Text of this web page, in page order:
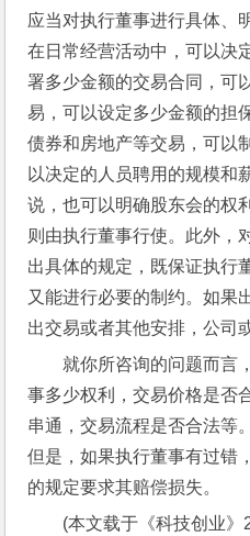
应当对执行董事进行具体、
在日常经营活动中，可以决
署多少金额的交易合同，可
易，可以设定多少金额的担
债券和房地产等交易，可以
以决定的人员聘用的规模和
说，也可以明确股东会的权
则由执行董事行使。此外，
出具体的规定，既保证执行
又能进行必要的制约。如果
出交易或者其他安排，公司
就你所咨询的问题而言
事多少权利，交易价格是否
串通，交易流程是否合法等
但是，如果执行董事有过错
的规定要求其赔偿损失。
(本文载于《科技创业》